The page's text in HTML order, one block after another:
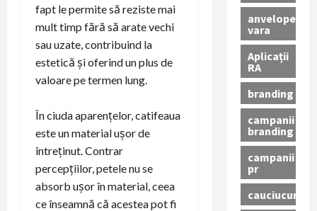
fapt le permite să reziste mai
mult timp fără să arate vechi
sau uzate, contribuind la
estetică și oferind un plus de
valoare pe termen lung.
În ciuda aparențelor, catifeaua
este un material ușor de
întreținut. Contrar
percepțiilor, petele nu se
absorb ușor în material, ceea
ce înseamnă că acestea pot fi
anvelope
vara
Aplicații
RA
branding
campanii
branding
campanii
pr
cauciucuri